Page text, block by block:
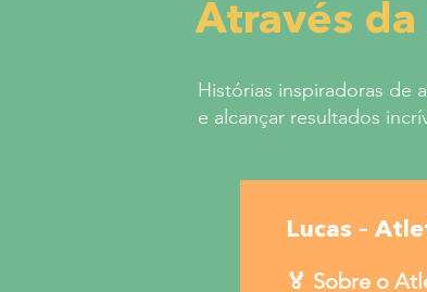
Através
Histórias inspiradoras de
e alcançar resultados
Lucas –
🏅 Sobre o